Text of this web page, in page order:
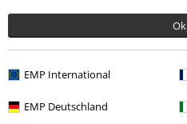
Ok
EMP International
EMP Deutschland